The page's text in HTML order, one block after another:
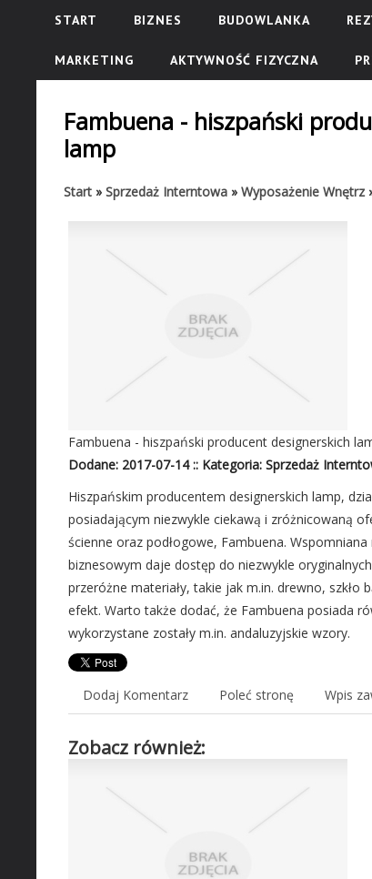
START BIZNES BUDOWLANKA
MARKETING AKTYWNOŚĆ FIZYCZNA
Fambuena - hiszpański
lamp
Start » Sprzedaż Interntowa » Wyposażenie Wnętrz
Fambuena - hiszpański producent designerskich
Dodane: 2017-07-14 :: Kategoria: Sprzedaż
Hiszpańskim producentem designerskich lamp,
posiadającym niezwykle ciekawą i zróżnicowaną
ścienne oraz podłogowe, Fambuena.
biznesowym daje dostęp do niezwykle
przeróżne materiały, takie jak m.in. drewno,
efekt. Warto także dodać, że Fambuena posiada
wykorzystane zostały m.in. andaluzyjskie wzory.
Dodaj Komentarz Poleć stronę Wpis
Zobacz również: